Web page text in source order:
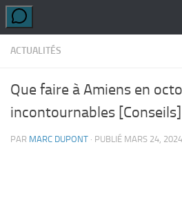
Skip to content
ACTUALITÉS
Que faire à Amiens en
incontournables [Conseils]
PAR MARC DUPONT · PUBLIÉ MARS 24, 2024